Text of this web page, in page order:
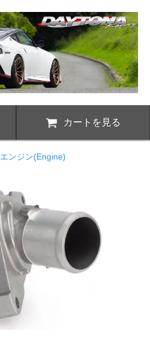
カートを見る
エンジン(Engine)